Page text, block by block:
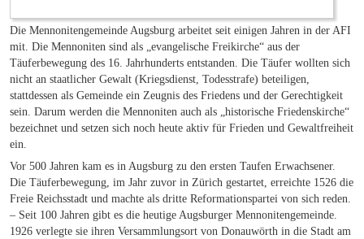
Die Mennonitengemeinde Augsburg arbeitet seit einigen Jahren in der AFI
mit. Die Mennoniten sind als „evangelische Freikirche“ aus der
Täuferbewegung des 16. Jahrhunderts entstanden. Die Täufer wollten sich
nicht an staatlicher Gewalt (Kriegsdienst, Todesstrafe) beteiligen,
stattdessen als Gemeinde ein Zeugnis des Friedens und der Gerechtigkeit
sein. Darum werden die Mennoniten auch als „historische Friedenskirche“
bezeichnet und setzen sich noch heute aktiv für Frieden und Gewaltfreiheit
ein.
Vor 500 Jahren kam es in Augsburg zu den ersten Taufen Erwachsener.
Die Täuferbewegung, im Jahr zuvor in Zürich gestartet, erreichte 1526 die
Freie Reichsstadt und machte als dritte Reformationspartei von sich reden.
– Seit 100 Jahren gibt es die heutige Augsburger Mennonitengemeinde.
1926 verlegte sie ihren Versammlungsort von Donauwörth in die Stadt am